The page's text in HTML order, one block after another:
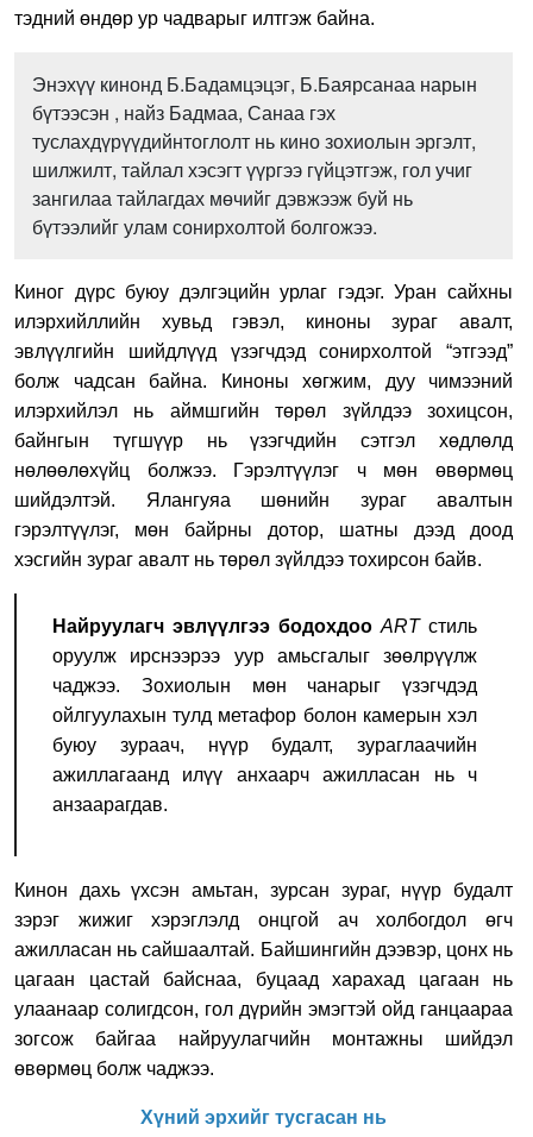
тэдний өндөр ур чадварыг илтгэж байна.
Энэхүү кинонд Б.Бадамцэцэг, Б.Баярсанаа нарын
бүтээсэн , найз Бадмаа, Санаа гэх
туслахдүрүүдийнтоглолт нь кино зохиолын эргэлт,
шилжилт, тайлал хэсэгт үүргээ гүйцэтгэж, гол учиг
зангилаа тайлагдах мөчийг дэвжээж буй нь
бүтээлийг улам сонирхолтой болгожээ.
Киног дүрс буюу дэлгэцийн урлаг гэдэг. Уран сайхны
илэрхийллийн хувьд гэвэл, киноны зураг авалт,
эвлүүлгийн шийдлүүд үзэгчдэд сонирхолтой “этгээд”
болж чадсан байна. Киноны хөгжим, дуу чимээний
илэрхийлэл нь аймшгийн төрөл зүйлдээ зохицсон,
байнгын түгшүүр нь үзэгчдийн сэтгэл хөдлөлд
нөлөөлөхүйц болжээ. Гэрэлтүүлэг ч мөн өвөрмөц
шийдэлтэй. Ялангуяа шөнийн зураг авалтын
гэрэлтүүлэг, мөн байрны дотор, шатны дээд доод
хэсгийн зураг авалт нь төрөл зүйлдээ тохирсон байв.
Найруулагч эвлүүлгээ бодохдоо ARTстиль
оруулж ирснээрээ уур амьсгалыг зөөлрүүлж
чаджээ. Зохиолын мөн чанарыг үзэгчдэд
ойлгуулахын тулд метафор болон камерын хэл
буюу зураач, нүүр будалт, зураглаачийн
ажиллагаанд илүү анхаарч ажилласан нь ч
анзаарагдав.
Кинон дахь үхсэн амьтан, зурсан зураг, нүүр будалт
зэрэг жижиг хэрэглэлд онцгой ач холбогдол өгч
ажилласан нь сайшаалтай. Байшингийн дээвэр, цонх нь
цагаан цастай байснаа, буцаад харахад цагаан нь
улаанаар солигдсон, гол дүрийн эмэгтэй ойд ганцаараа
зогсож байгаа найруулагчийн монтажны шийдэл
өвөрмөц болж чаджээ.
Хүний эрхийг тусгасан нь